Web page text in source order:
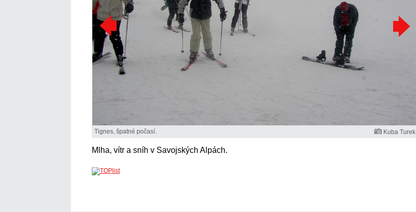
Tignes, špatné počasí. Kuba Turek
Mlha, vítr a sníh v Savojských Alpách.